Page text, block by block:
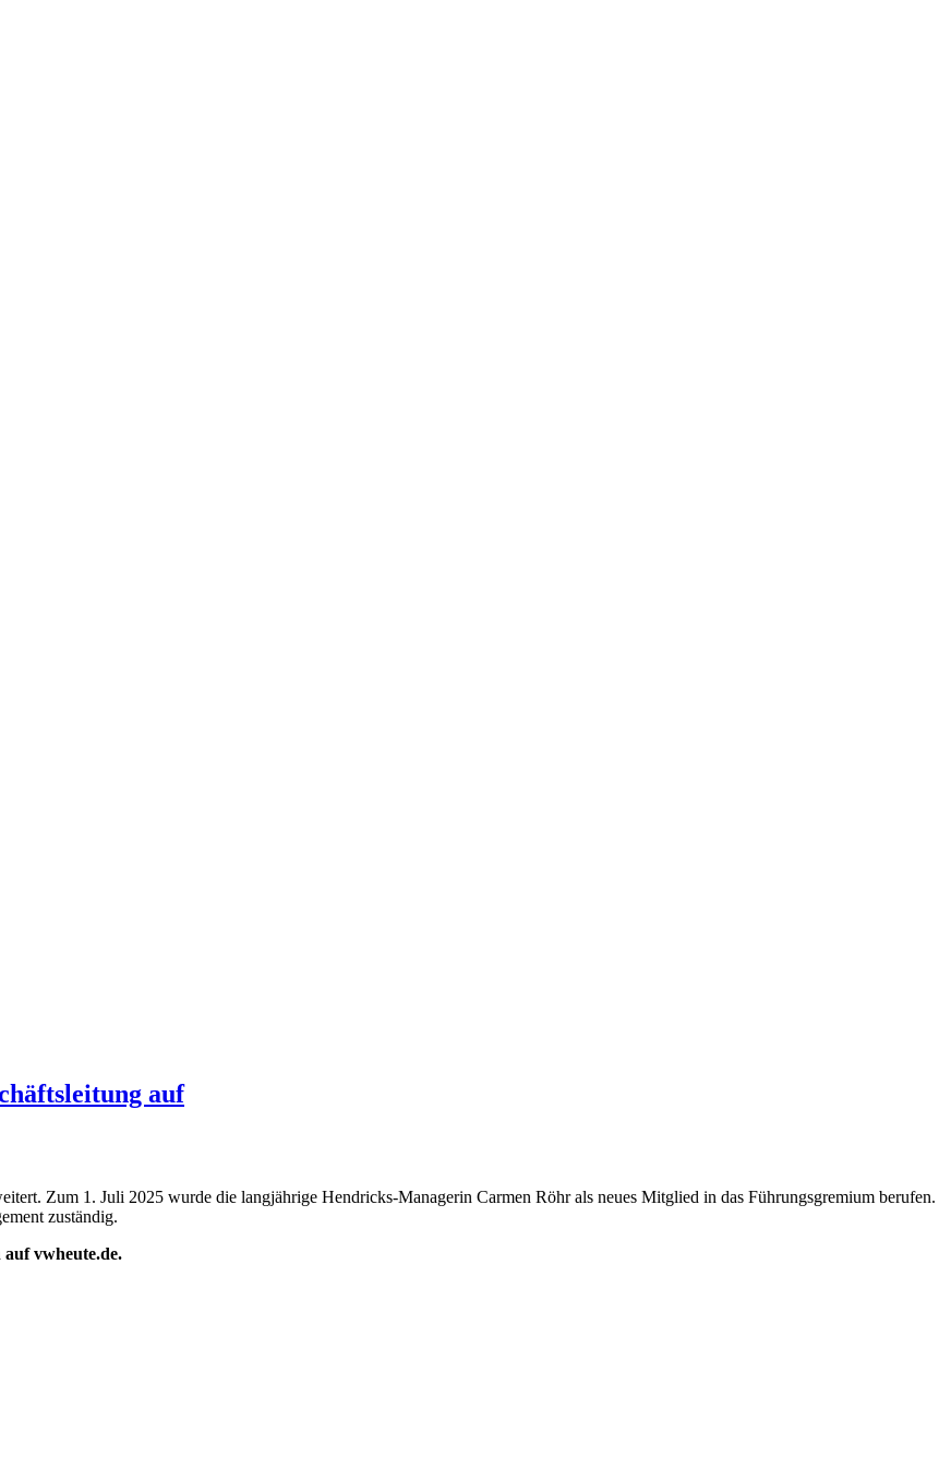
auf
Zum 1. Juli 2025 wurde die langjährige Hendricks-Managerin Carmen Röhr als neues Mitglied in das Führungsgremium berufen.
zuständig.
vwheute.de.